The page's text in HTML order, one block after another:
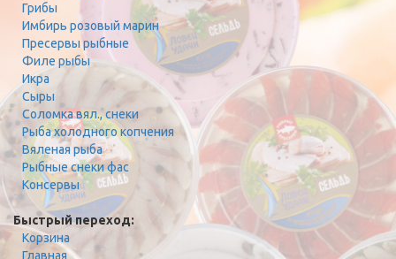
Грибы
Имбирь розовый марин
Пресервы рыбные
Филе рыбы
Икра
Сыры
Соломка вял., снеки
Рыба холодного копчения
Вяленая рыба
Рыбные снеки фас
Консервы
Быстрый переход:
Корзина
Главная